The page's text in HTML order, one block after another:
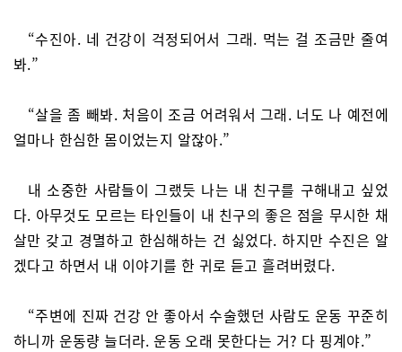
“수진아. 네 건강이 걱정되어서 그래. 먹는 걸 조금만 줄여
봐.”
“살을 좀 빼봐. 처음이 조금 어려워서 그래. 너도 나 예전에
얼마나 한심한 몸이었는지 알잖아.”
내 소중한 사람들이 그랬듯 나는 내 친구를 구해내고 싶었
다. 아무것도 모르는 타인들이 내 친구의 좋은 점을 무시한 채
살만 갖고 경멸하고 한심해하는 건 싫었다. 하지만 수진은 알
겠다고 하면서 내 이야기를 한 귀로 듣고 흘려버렸다.
“주변에 진짜 건강 안 좋아서 수술했던 사람도 운동 꾸준히
하니까 운동량 늘더라. 운동 오래 못한다는 거? 다 핑계야.”